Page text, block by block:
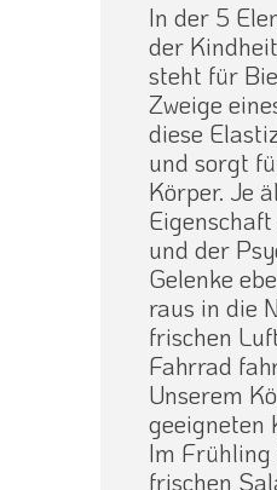
In der 5
der
steht für
Zweige
diese
und sorgt
Körper. Je
und der
Gelenke
raus in die
frischen
Fahrrad
Unserem
geeigneten
Im Frühling
frischen